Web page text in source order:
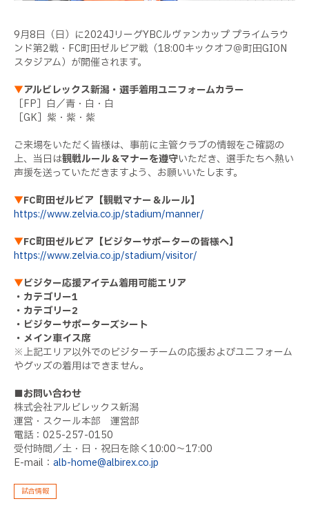
9月8日（日）に2024JリーグYBCルヴァンカップ プライムラウ
ンド第2戦・FC町田ゼルビア戦（18:00キックオフ＠町田GION
スタジアム）が開催されます。
▼アルビレックス新潟・選手着用ユニフォームカラー
［FP］白／青・白・白
［GK］紫・紫・紫
ご来場をいただく皆様は、事前に主管クラブの情報をご確認の
上、当日は観戦ルール＆マナーを遵守いただき、選手たちへ熱い
声援を送っていただきますよう、お願いいたします。
▼FC町田ゼルビア【観戦マナー＆ルール】
https://www.zelvia.co.jp/stadium/manner/
▼FC町田ゼルビア【ビジターサポーターの皆様へ】
https://www.zelvia.co.jp/stadium/visitor/
▼ビジター応援アイテム着用可能エリア
・カテゴリー1
・カテゴリー2
・ビジターサポーターズシート
・メイン車イス席
※上記エリア以外でのビジターチームの応援およびユニフォーム
やグッズの着用はできません。
■お問い合わせ
株式会社アルビレックス新潟
運営・スクール本部 運営部
電話：025-257-0150
受付時間／土・日・祝日を除く10:00～17:00
E-mail： alb-home@albirex.co.jp
試合情報